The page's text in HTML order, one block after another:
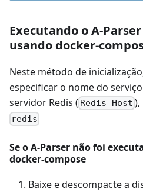
Executando o A-
usando docker-
Neste método de
especificar o nome do
servidor Redis ( Redis Host
redis
Se o A-Parser não foi
docker-compose
Baixe e descompacte a